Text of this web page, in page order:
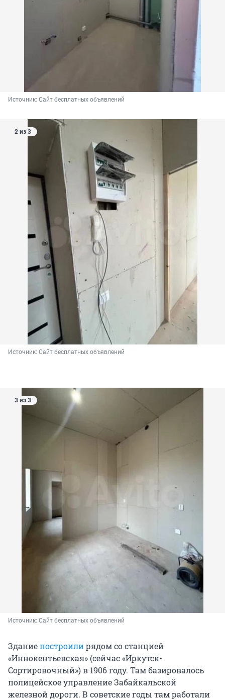
Источник: Сайт бесплатных объявлений
2 из 3
Источник: Сайт бесплатных объявлений
3 из 3
Источник: Сайт бесплатных объявлений
Зданиепостроилирядом со станцией
«Иннокентьевская» (сейчас «Иркутск-
Сортировочный») в 1906 году. Там базировалось
полицейское управление Забайкальской
железной дороги. В советские годы там работали